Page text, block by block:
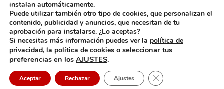
instalan automáticamente.
Puede utilizar también otro tipo de cookies, que personalizan el
contenido, publicidad y anuncios, que necesitan de tu
aprobación para instalarse. ¿Lo aceptas?
Si necesitas más información puedes ver la política de
privacidad, la política de cookies o seleccionar tus
preferencias en los AJUSTES.
Aceptar Rechazar Ajustes Cerrar el banner de